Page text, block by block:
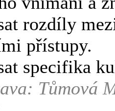
rozdíly
přístupy.
specifika
Tůmová